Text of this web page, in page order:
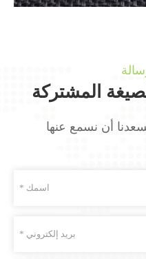
المشتركة